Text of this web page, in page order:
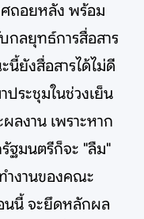
ศถอยหลัง พร้อม
กลยุทธ์การสื่อสาร
ยังสื่อสารได้ไม่ดี
ระชุมในช่วงเย็น
ลงาน เพราะหาก
ฐมนตรีก็จะ "ลืม"
ำงานของคณะ
นนี้ จะยึดหลักผล